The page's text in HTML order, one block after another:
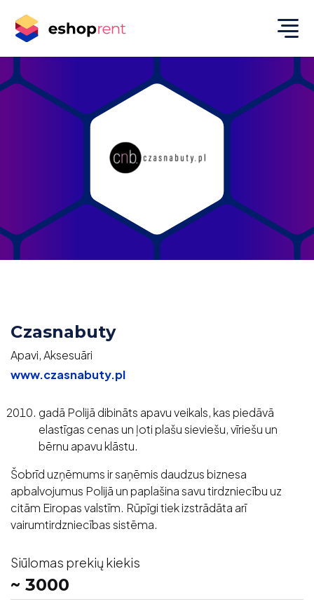
Czasnabuty
Apavi, Aksesuāri
www.czasnabuty.pl
gadā Polijā dibināts apavu veikals, kas piedāvā
elastīgas cenas un ļoti plašu sieviešu, vīriešu un
bērnu apavu klāstu.
Šobrīd uzņēmums ir saņēmis daudzus biznesa
apbalvojumus Polijā un paplašina savu tirdzniecību uz
citām Eiropas valstīm. Rūpīgi tiek izstrādāta arī
vairumtirdzniecības sistēma.
Siūlomas prekių kiekis
~ 3000